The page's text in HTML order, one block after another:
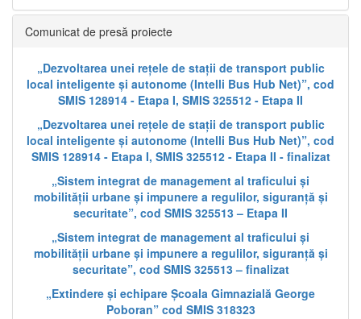
Comunicat de presă proiecte
„Dezvoltarea unei rețele de stații de transport public
local inteligente și autonome (Intelli Bus Hub Net)”, cod
SMIS 128914 - Etapa I, SMIS 325512 - Etapa II
„Dezvoltarea unei rețele de stații de transport public
local inteligente și autonome (Intelli Bus Hub Net)”, cod
SMIS 128914 - Etapa I, SMIS 325512 - Etapa II - finalizat
„Sistem integrat de management al traficului și
mobilității urbane și impunere a regulilor, siguranță și
securitate”, cod SMIS 325513 – Etapa II
„Sistem integrat de management al traficului și
mobilității urbane și impunere a regulilor, siguranță și
securitate”, cod SMIS 325513 – finalizat
„Extindere și echipare Școala Gimnazială George
Poboran” cod SMIS 318323